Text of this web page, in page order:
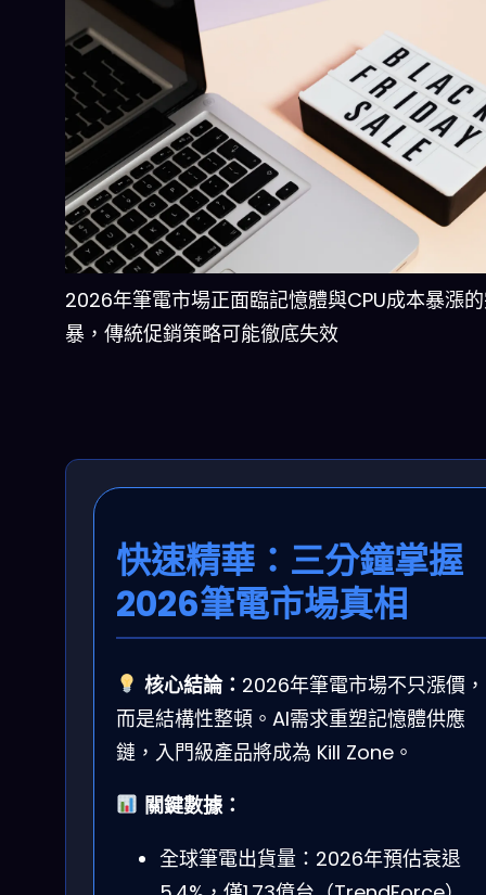
2026年筆電市場正面臨記憶體與CPU成本暴漲
暴，傳統促銷策略可能徹底失效
快速精華：三分鐘掌握
2026筆電市場真相
核心結論： 2026年筆電市場不只漲價，
而是結構性整頓。AI需求重塑記憶體供應
鏈，入門級產品將成為 Kill Zone。
關鍵數據：
全球筆電出貨量：2026年預估衰退